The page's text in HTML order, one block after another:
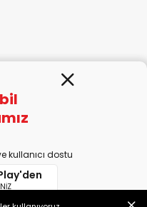
TİC. LTD. ŞTİ. Alaşarköy Mah.
kullanıcı dostu